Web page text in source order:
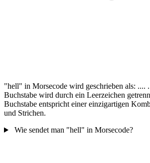
"hell" in Morsecode wird geschrieben als: ....
Buchstabe wird durch ein Leerzeichen
Buchstabe entspricht einer einzigartigen
und Strichen.
Wie sendet man "hell" in Morsecode?